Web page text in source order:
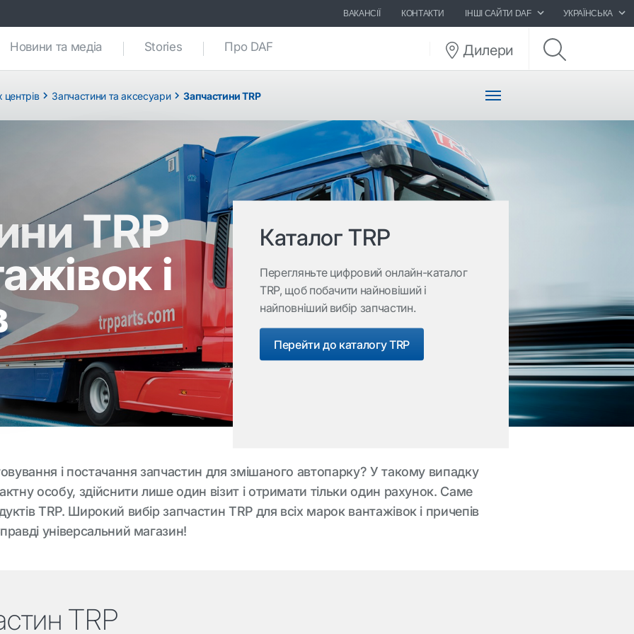
ВАКАНСІЇ КОНТАКТИ ІНШІ САЙТИ DAF УКРАЇНСЬКА
Новини та медіа Stories Про DAF Дилери
центрів Запчастини та аксесуари Запчастини TRP
TRP
і
Каталог TRP
Перегляньте цифровий онлайн-каталог
TRP, щоб побачити найновіший і
найповніший вибір запчастин.
Перейти до каталогу TRP
і постачання запчастин для змішаного автопарку? У такому випадку
особу, здійснити лише один візит і отримати тільки один рахунок. Саме
TRP. Широкий вибір запчастин TRP для всіх марок вантажівок і причепів
універсальний магазин!
TRP